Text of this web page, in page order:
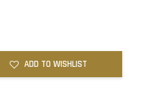
ADD TO WISHLIST